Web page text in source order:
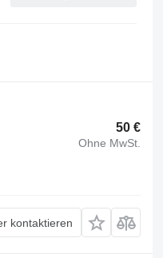
50 €
Ohne MwSt.
kontaktieren